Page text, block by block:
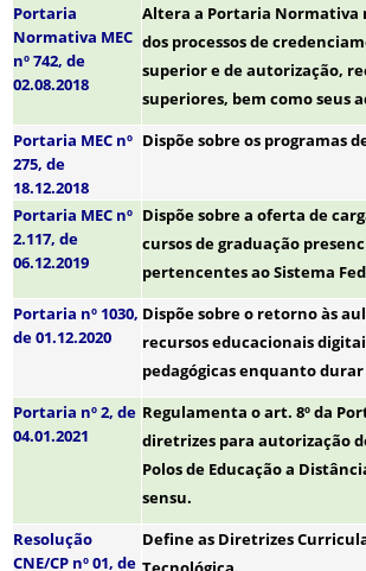
Portaria
Normativa MEC
nº 742, de
02.08.2018
Altera a Portaria Normativa
dos processos de
superior e de autorização,
superiores, bem como seus
Portaria MEC nº
275, de
18.12.2018
Dispõe sobre os programas
Portaria MEC nº
2.117, de
06.12.2019
Dispõe sobre a oferta de
cursos de graduação
pertencentes ao Sistema
Portaria nº 1030,
de 01.12.2020
Dispõe sobre o retorno às
recursos educacionais
pedagógicas enquanto
Portaria nº 2, de
04.01.2021
Regulamenta o art. 8º da
diretrizes para autorização
Polos de Educação a
sensu.
Resolução
CNE/CP nº 01, de
Define as Diretrizes